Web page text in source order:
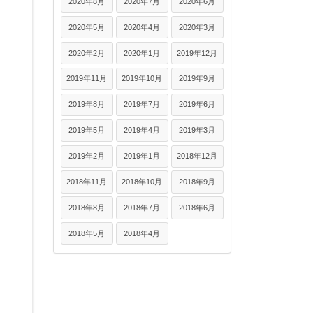
2020年5月 2020年4月 2020年3月
2020年2月 2020年1月 2019年12月
2019年11月 2019年10月 2019年9月
2019年8月 2019年7月 2019年6月
2019年5月 2019年4月 2019年3月
2019年2月 2019年1月 2018年12月
2018年11月 2018年10月 2018年9月
2018年8月 2018年7月 2018年6月
2018年5月 2018年4月